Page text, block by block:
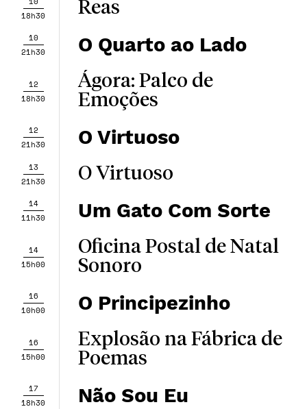
18h30
Reas
10
21h30
O Quarto ao Lado
12
18h30
Ágora: Palco de
Emoções
12
21h30
O Virtuoso
13
21h30
O Virtuoso
14
11h30
Um Gato Com Sorte
14
15h00
Oficina Postal de Natal
Sonoro
16
10h00
O Principezinho
16
15h00
Explosão na Fábrica de
Poemas
17
18h30
Não Sou Eu